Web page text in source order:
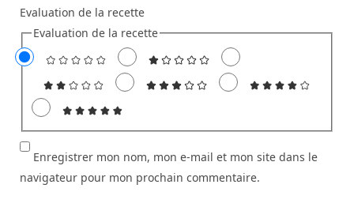
Evaluation de la recette
Evaluation de la recette
Enregistrer mon nom, mon e-mail et mon site dans le
navigateur pour mon prochain commentaire.